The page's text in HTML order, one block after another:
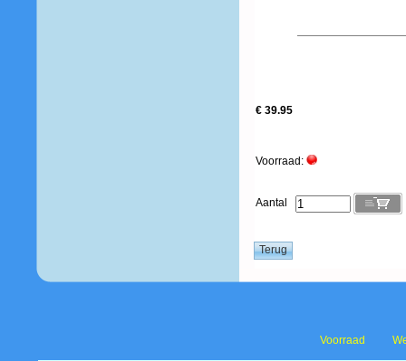
€ 39.95
Voorraad:
Aantal
Voorraad